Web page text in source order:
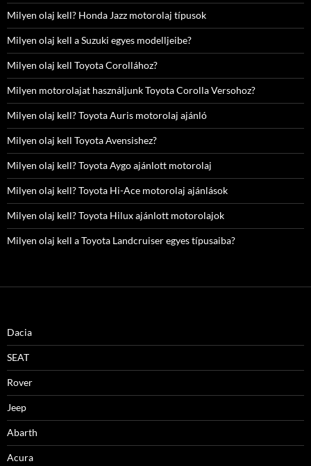
Milyen olaj kell? Honda Jazz motorolaj típusok
Milyen olaj kell a Suzuki egyes modelljeibe?
Milyen olaj kell Toyota Corollához?
Milyen motorolajat használjunk Toyota Corolla Versohoz?
Milyen olaj kell? Toyota Auris motorolaj ajánló
Milyen olaj kell Toyota Avensishez?
Milyen olaj kell? Toyota Aygo ajánlott motorolaj
Milyen olaj kell? Toyota Hi-Ace motorolaj ajánlások
Milyen olaj kell? Toyota Hilux ajánlott motorolajok
Milyen olaj kell a Toyota Landcruiser egyes típusaiba?
Dacia
SEAT
Rover
Jeep
Abarth
Acura